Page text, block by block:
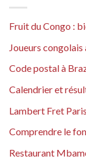
Fruit du Congo :
Joueurs
Code postal à
Calendrier et
Lambert Fret
Comprendre le
Restaurant